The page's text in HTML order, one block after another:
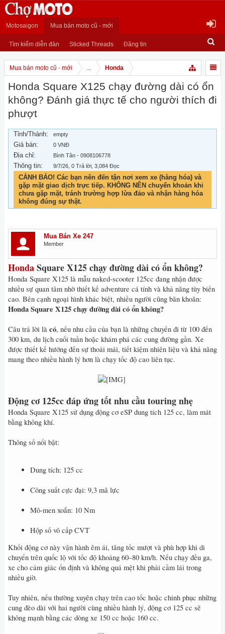
Motosaigon Mua bán moto cũ - mới
Tìm kiếm diễn đàn Sticked Threads Đăng tin
Mua bán moto cũ - mới ... Honda
Honda Square X125 chạy đường dài có ổn
không? Đánh giá thực tế cho người thích đi
phượt
Tỉnh/Thành: empty
Giá bán: 0 VNĐ
Địa chỉ: Bình Tân - 0908106778
Thông tin: 9/7/26 , 0 Trả lời, 3,084 Đọc
CẢNH BÁO! Các bạn nên đến tận nơi xem xe (hàng hóa) và
gặp mặt giao dịch trực tiếp. KHÔNG NÊN chuyển khoản khi
chưa gặp mặt, tránh trường hợp lừa đảo và nhận hàng hóa
không đúng sự thật.
Mua Bán Xe 247
Member
HondaSquare X125 chạy đường dài có ổn không?
Honda Square X125 là mẫu naked-scooter 125cc đang nhận được
nhiều sự quan tâm nhờ thiết kế adventure cá tính và khả năng tùy biến
cao. Bên cạnh ngoại hình khác biệt, nhiều người cũng băn khoăn:
Honda Square X125 chạy đường dài có ổn không?
Câu trả lời là có, nếu nhu cầu của bạn là những chuyến đi từ 100 đến
300 km, du lịch cuối tuần hoặc khám phá các cung đường gần. Xe
được thiết kế hướng đến sự thoải mái, tiết kiệm nhiên liệu và khả năng
mang theo nhiều hành lý hơn là chạy tốc độ cao liên tục.
Động cơ 125cc đáp ứng tốt nhu cầu touring nhẹ
Honda Square X125 sử dụng động cơ eSP dung tích 125 cc, làm mát
bằng không khí.
Thông số nổi bật:
Dung tích: 125 cc
Công suất cực đại: 9,3 mã lực
Mô-men xoắn: 10 Nm
Hộp số vô cấp CVT
Khối động cơ này vận hành êm ái, tăng tốc mượt và phù hợp khi di
chuyển trên quốc lộ với tốc độ khoảng 60–80 km/h. Nếu chạy đều ga,
xe cho cảm giác ổn định và không quá mệt khi phải cầm lái trong
nhiều giờ.
Tuy nhiên, nếu thường xuyên chạy trên cao tốc hoặc chinh phục những
cung đèo dài với hai người cùng nhiều hành lý, động cơ 125 cc sẽ
không mạnh bằng các dòng xe 150 cc hoặc 160 cc.